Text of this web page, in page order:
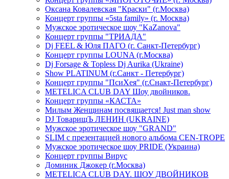
Оксана Ковалевская "Краски" (г.Москва)
Концерт группы «5sta family» (г. Москва)
Мужское эротическое шоу "KaZanova"
Концерт группы "ТРИАДА"
Dj FEEL & Юля ПАГО (г. Санкт-Петербург)
Концерт группы LOUNA (г.Москва)
Dj Forsage & Topless Dj Aurika (Ukraine)
Show PLATINUM (г.Санкт - Петербург)
Концерт группы "ПсиХея" (г.Снакт-Петербург)
METELICA CLUB DAY Шоу двойников.
Концерт группы «КАСТА»
Милым Женщинам посвящается! Just man show
DJ ТоварищЪ ЛЕНИН (UKRAINE)
Мужское эротическое шоу "GRAND"
SLIM с презентацией нового альбома CEN-TROPE
Мужское эротическое шоу PRIDE (Украина)
Концерт группы Вирус
Доминик Джокер (г.Москва)
METELICA CLUB DAY. ШОУ ДВОЙНИКОВ